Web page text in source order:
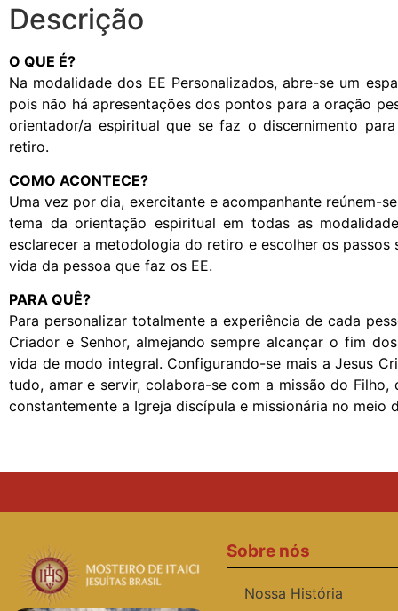
Descrição
O QUE É?
Na modalidade dos EE Personalizados, abre-se um
pois não há apresentações dos pontos para a oração
orientador/a espiritual que se faz o discernimento
retiro.
COMO ACONTECE?
Uma vez por dia, exercitante e acompanhante reúnem-
tema da orientação espiritual em todas as
esclarecer a metodologia do retiro e escolher os
vida da pessoa que faz os EE.
PARA QUÊ?
Para personalizar totalmente a experiência de cada
Criador e Senhor, almejando sempre alcançar o fim
vida de modo integral. Configurando-se mais a Jesus
tudo, amar e servir, colabora-se com a missão do
constantemente a Igreja discípula e missionária no meio
Sobre nós
Nossa História